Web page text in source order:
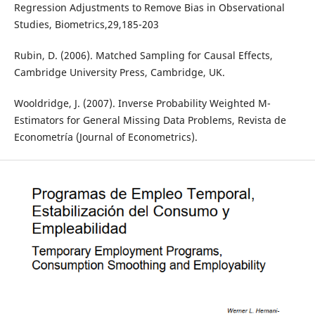
Regression Adjustments to Remove Bias in Observational
Studies, Biometrics,29,185-203
Rubin, D. (2006). Matched Sampling for Causal Effects,
Cambridge University Press, Cambridge, UK.
Wooldridge, J. (2007). Inverse Probability Weighted M-
Estimators for General Missing Data Problems, Revista de
Econometría (Journal of Econometrics).